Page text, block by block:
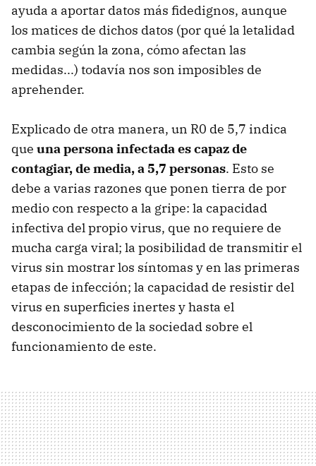
ayuda a aportar datos más fidedignos, aunque
los matices de dichos datos (por qué la letalidad
cambia según la zona, cómo afectan las
medidas...) todavía nos son imposibles de
aprehender.
Explicado de otra manera, un R0 de 5,7 indica
que una persona infectada es capaz de
contagiar, de media, a 5,7 personas. Esto se
debe a varias razones que ponen tierra de por
medio con respecto a la gripe: la capacidad
infectiva del propio virus, que no requiere de
mucha carga viral; la posibilidad de transmitir el
virus sin mostrar los síntomas y en las primeras
etapas de infección; la capacidad de resistir del
virus en superficies inertes y hasta el
desconocimiento de la sociedad sobre el
funcionamiento de este.